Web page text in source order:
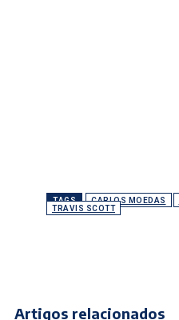
TAGS CARLOS MOEDAS
TRAVIS SCOTT
Artigos relacionados